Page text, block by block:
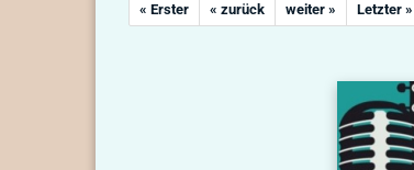
« Erster « zurück weiter » Letzter »